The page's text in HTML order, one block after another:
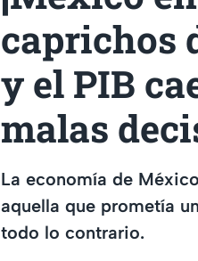
caprichos
y el PIB
malas
La economía de
aquella que prometía
todo lo contrario.